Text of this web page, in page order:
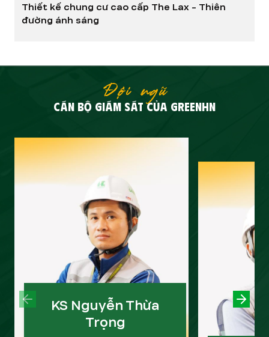
Thiết kế chung cư cao cấp The Lax - Thiên
đường ánh sáng
Đội ngũ
CÁN BỘ GIÁM SÁT CỦA GREENHN
KS Nguyễn Thừa
Trọng
PREVIOUS SLIDE